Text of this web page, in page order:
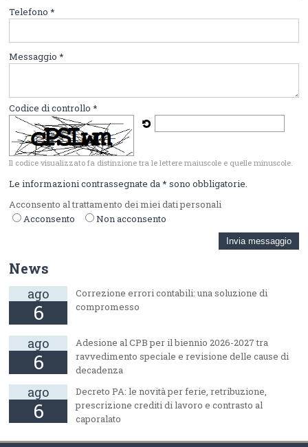
Telefono *
Messaggio *
Codice di controllo *
Il codice visualizzato fa distinzione tra le lettere maiuscole e quelle minuscole.
Le informazioni contrassegnate da * sono obbligatorie.
Acconsento al trattamento dei miei dati personali
Acconsento
Non acconsento
News
ago
6
Correzione errori contabili: una soluzione di
compromesso
ago
6
Adesione al CPB per il biennio 2026-2027 tra
ravvedimento speciale e revisione delle cause di
decadenza
ago
6
Decreto PA: le novità per ferie, retribuzione,
prescrizione crediti di lavoro e contrasto al
caporalato